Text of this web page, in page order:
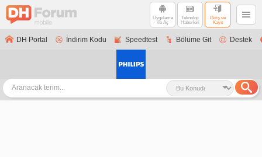
Uygulama
ile Aç
Teknoloji
Haberleri
Giriş ve
Kayıt
DH Portal İndirim Kodu Speedtest Bölüme Git Destek